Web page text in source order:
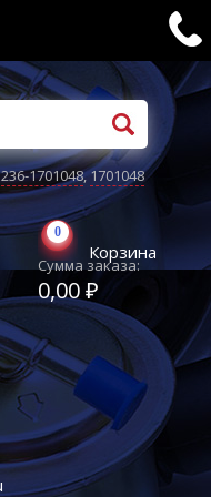
236-1701048,1701048
0
Корзина
Сумма заказа:
0,00 ₽